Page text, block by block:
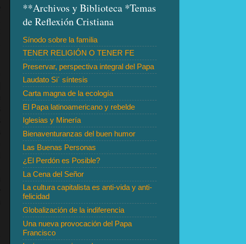
**Archivos y Biblioteca *Temas
de Reflexión Cristiana
Sínodo sobre la familia
TENER RELIGIÓN O TENER FE
Preservar, perspectiva integral del Papa
Laudato Si´ síntesis
Carta magna de la ecología
El Papa latinoamericano y rebelde
Iglesias y Minería
Bienaventuranzas del buen humor
Las Buenas Personas
¿El Perdón es Posible?
La Cena del Señor
La cultura capitalista es anti-vida y anti-
felicidad
Globalización de la indiferencia
Una nueva provocación del Papa
Francisco